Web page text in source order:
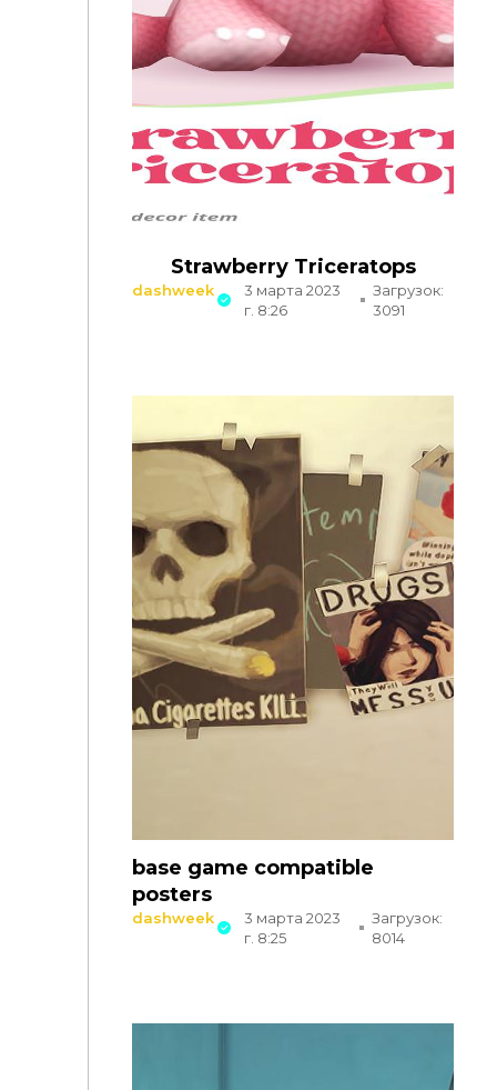
Strawberry Triceratops
dashweek
3 марта 2023
г. 8:26
Загрузок:
3091
base game compatible
posters
dashweek
3 марта 2023
г. 8:25
Загрузок:
8014